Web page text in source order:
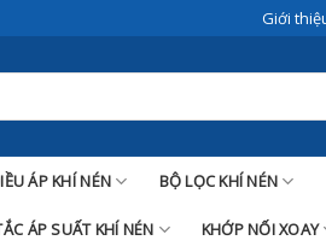
Giới
ÁP KHÍ NÉN BỘ LỌC KHÍ NÉN
ÁP SUẤT KHÍ NÉN KHỚP NỐI XOAY